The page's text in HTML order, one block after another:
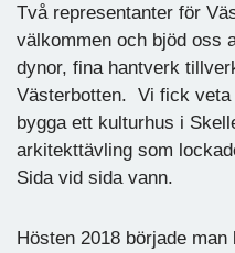
Två representanter för
välkommen och bjöd oss
dynor, fina hantverk
Västerbotten. Vi fick veta
bygga ett kulturhus i
arkitekttävling som
Sida vid sida vann.
Hösten 2018 började